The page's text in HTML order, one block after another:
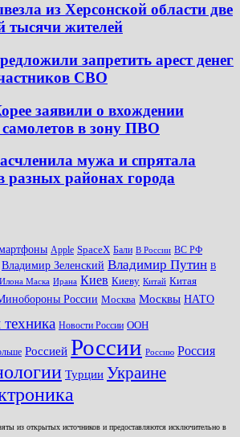
из Херсонской области две
тысячи жителей
запретить арест денег
СВО
заявили о вхождении
самолетов в зону ПВО
мужа и спрятала
разных районах города
Apple SpaceX Бали В России ВС РФ
Владимир Зеленский Владимир Путин В
Илона Маска Ирана Киев Киеву Китай Китая
России Москва Москвы НАТО
Новости России ООН
Россией России Россию Россия
Турции Украине
из открытых источников и предоставляются исключительно в